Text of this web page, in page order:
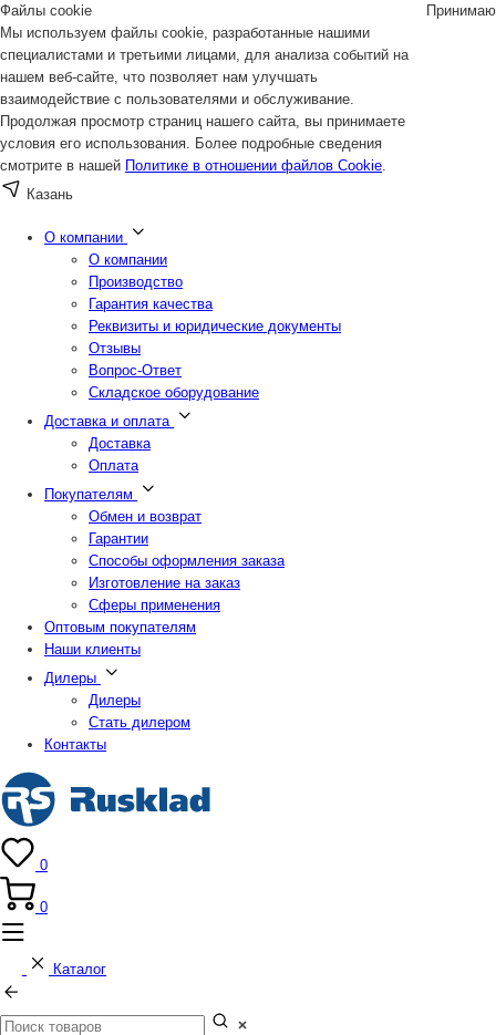
Файлы cookie
Мы используем файлы cookie, разработанные нашими
специалистами и третьими лицами, для анализа событий на
нашем веб-сайте, что позволяет нам улучшать
взаимодействие с пользователями и обслуживание.
Продолжая просмотр страниц нашего сайта, вы принимаете
условия его использования. Более подробные сведения
смотрите в нашей Политике в отношении файлов Cookie.
Принимаю
Казань
О компании
О компании
Производство
Гарантия качества
Реквизиты и юридические документы
Отзывы
Вопрос-Ответ
Складское оборудование
Доставка и оплата
Доставка
Оплата
Покупателям
Обмен и возврат
Гарантии
Способы оформления заказа
Изготовление на заказ
Сферы применения
Оптовым покупателям
Наши клиенты
Дилеры
Дилеры
Стать дилером
Контакты
0
0
Каталог